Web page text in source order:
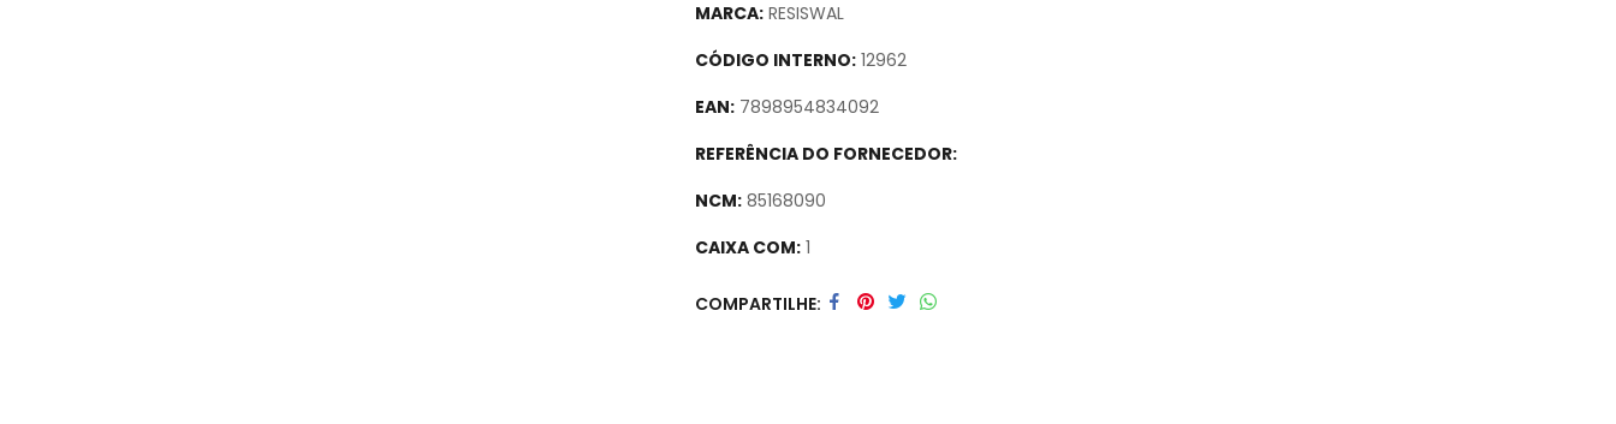
MARCA:RESISWAL
CÓDIGO INTERNO: 12962
EAN:7898954834092
REFERÊNCIA DO FORNECEDOR:
NCM:85168090
CAIXA COM:1
Secure crypto portfolio manager for desktops and mobile –
COMPARTILHE